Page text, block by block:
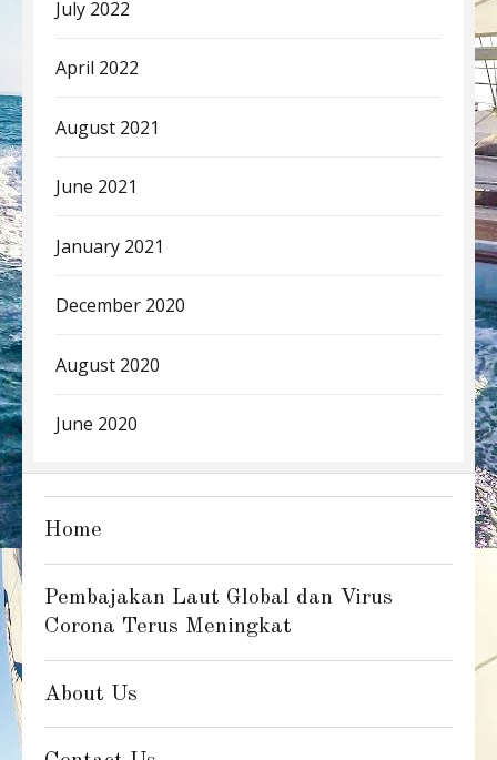
July 2022
April 2022
August 2021
June 2021
January 2021
December 2020
August 2020
June 2020
Home
Pembajakan Laut Global dan Virus
Corona Terus Meningkat
About Us